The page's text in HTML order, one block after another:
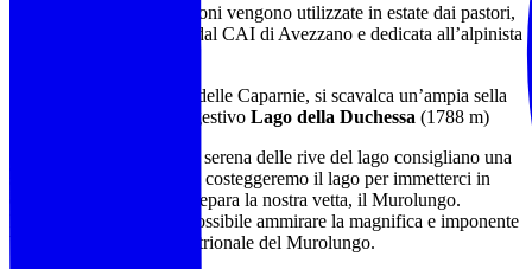
Alcune di queste costruzioni vengono utilizzate in estate dai pastori,
e una è stata ristrutturata dal CAI di Avezzano e dedicata all’alpinista
Si prosegue per i pascoli delle Caparnie, si scavalca un’ampia sella
erbosa e si scende al suggestivo Lago della Duchessa (1788 m)
Il panorama e l’atmosfera serena delle rive del lago consigliano una
sosta. Una volta rifocillati costeggeremo il lago per immetterci in
direzione della sella che separa la nostra vetta, il Murolungo.
Raggiunta la sella, sarà possibile ammirare la magnifica e imponente
bastionata rocciosa settentrionale del Murolungo.